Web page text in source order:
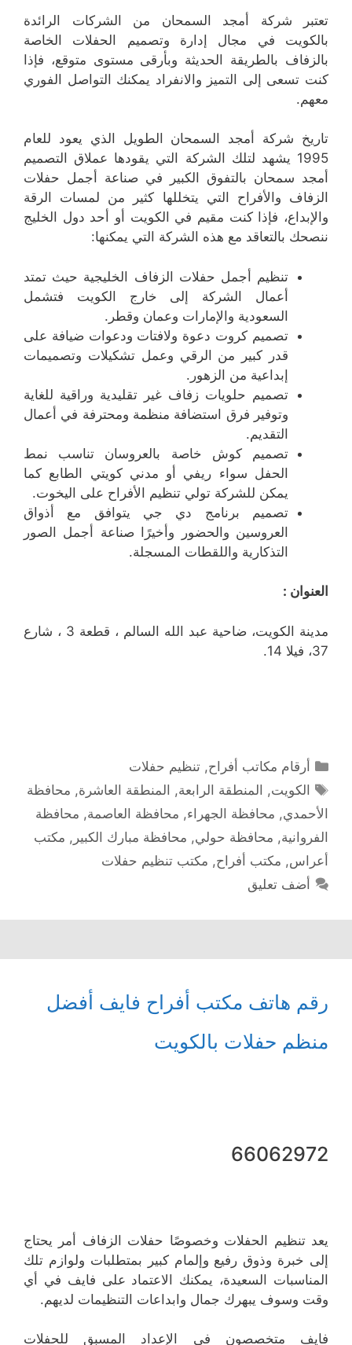
تعتبر شركة أمجد السمحان من الشركات الرائدة
بالكويت في مجال إدارة وتصميم الحفلات الخاصة
بالزفاف بالطريقة الحديثة وبأرقى مستوى متوقع، فإذا
كنت تسعى إلى التميز والانفراد يمكنك التواصل الفوري
معهم.
تاريخ شركة أمجد السمحان الطويل الذي يعود للعام
1995 يشهد لتلك الشركة التي يقودها عملاق التصميم
أمجد سمحان بالتفوق الكبير في صناعة أجمل حفلات
الزفاف والأفراح التي يتخللها كثير من لمسات الرقة
والإبداع، فإذا كنت مقيم في الكويت أو أحد دول الخليج
ننصحك بالتعاقد مع هذه الشركة التي يمكنها:
تنظيم أجمل حفلات الزفاف الخليجية حيث تمتد
أعمال الشركة إلى خارج الكويت فتشمل
السعودية والإمارات وعمان وقطر.
تصميم كروت دعوة ولافتات ودعوات ضيافة على
قدر كبير من الرقي وعمل تشكيلات وتصميمات
إبداعية من الزهور.
تصميم حلويات زفاف غير تقليدية وراقية للغاية
وتوفير فرق استضافة منظمة ومحترفة في أعمال
التقديم.
تصميم كوش خاصة بالعروسان تناسب نمط
الحفل سواء ريفي أو مدني كويتي الطابع كما
يمكن للشركة تولي تنظيم الأفراح على اليخوت.
تصميم برنامج دي جي يتوافق مع أذواق
العروسين والحضور وأخيرًا صناعة أجمل الصور
التذكارية واللقطات المسجلة.
العنوان :
مدينة الكويت، ضاحية عبد الله السالم ، قطعة 3 ، شارع
37، فيلا 14.
التصنيفات
أرقام مكاتب أفراح,تنظيم حفلات
الوسوم
الكويت, المنطقة الرابعة, المنطقة العاشرة, محافظة
الأحمدي, محافظة الجهراء, محافظة العاصمة, محافظة
الفروانية, محافظة حولي, محافظة مبارك الكبير , مكتب
أعراس, مكتب أفراح, مكتب تنظيم حفلات
أضف تعليق
رقم هاتف مكتب أفراح فايف أفضل
منظم حفلات بالكويت
66062972
يعد تنظيم الحفلات وخصوصًا حفلات الزفاف أمر يحتاج
إلى خبرة وذوق رفيع وإلمام كبير بمتطلبات ولوازم تلك
المناسبات السعيدة، يمكنك الاعتماد على فايف في أي
وقت وسوف يبهرك جمال وابداعات التنظيمات لديهم.
فايف متخصصون في الإعداد المسبق للحفلات